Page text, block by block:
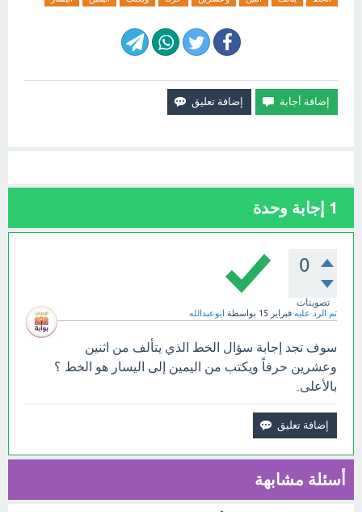
1 إجابة وحدة
0
تصويتات
تم الرد عليه فبراير 15 بواسطة ابوعبدالله
سوف تجد إجابة سؤال الخط الذي يتألف من اثنين
وعشرين حرفاً ويكتب من اليمين إلى اليسار هو الخط ؟
بالأعلى.
أسئلة مشابهة